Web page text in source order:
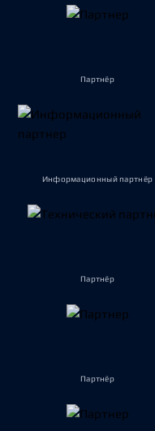
Партнёр
Информационный партнёр
Партнёр
Партнёр